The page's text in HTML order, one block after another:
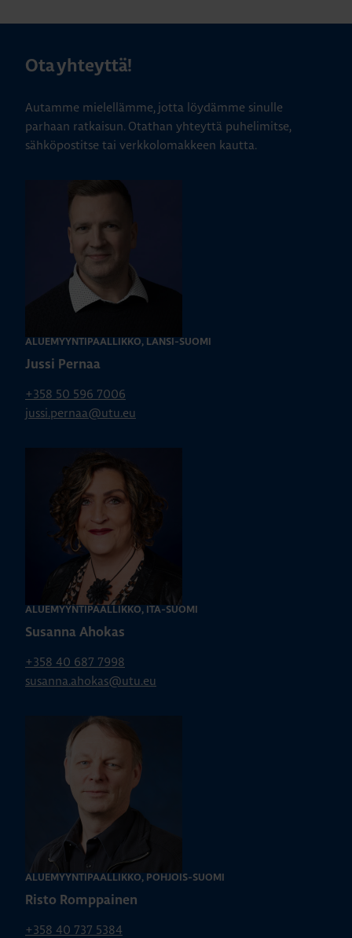
Ota yhteyttä!
Autamme mielellämme, jotta löydämme sinulle
parhaan ratkaisun. Otathan yhteyttä puhelimitse,
sähköpostitse tai verkkolomakkeen kautta.
ALUEMYYNTIPÄÄLLIKKÖ, LÄNSI-SUOMI
Jussi Pernaa
+358 50 596 7006
jussi.pernaa@utu.eu
ALUEMYYNTIPÄÄLLIKKÖ, ITÄ-SUOMI
Susanna Ahokas
+358 40 687 7998
susanna.ahokas@utu.eu
ALUEMYYNTIPÄÄLLIKKÖ, POHJOIS-SUOMI
Risto Romppainen
+358 40 737 5384